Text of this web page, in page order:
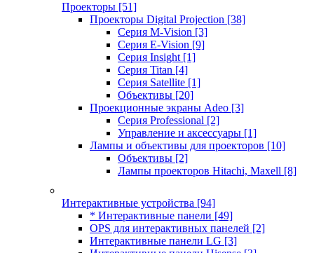
Проекторы [51]
Проекторы Digital Projection [38]
Серия M-Vision [3]
Серия E-Vision [9]
Серия Insight [1]
Серия Titan [4]
Серия Satellite [1]
Объективы [20]
Проекционные экраны Adeo [3]
Серия Professional [2]
Управление и аксессуары [1]
Лампы и объективы для проекторов [10]
Объективы [2]
Лампы проекторов Hitachi, Maxell [8]
Интерактивные устройства [94]
* Интерактивные панели [49]
OPS для интерактивных панелей [2]
Интерактивные панели LG [3]